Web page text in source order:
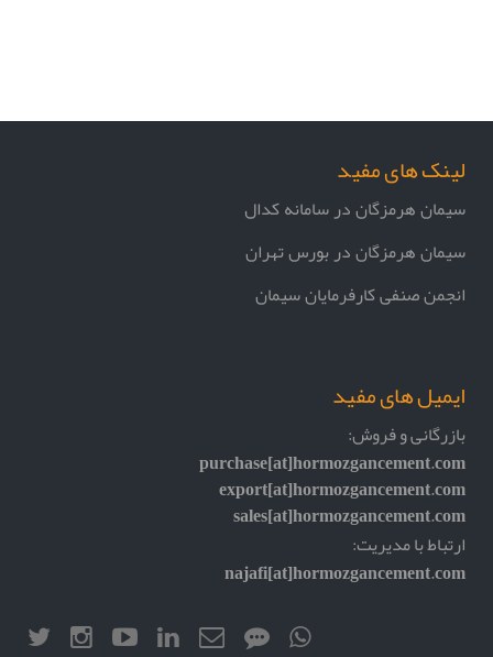
لینک های مفید
سیمان هرمزگان در سامانه کدال
سیمان هرمزگان در بورس تهران
انجمن صنفی کارفرمایان سیمان
ایمیل های مفید
بازرگانی و فروش:
purchase[at]hormozgancement.com
export[at]hormozgancement.com
sales[at]hormozgancement.com
ارتباط با مدیریت:
najafi[at]hormozgancement.com